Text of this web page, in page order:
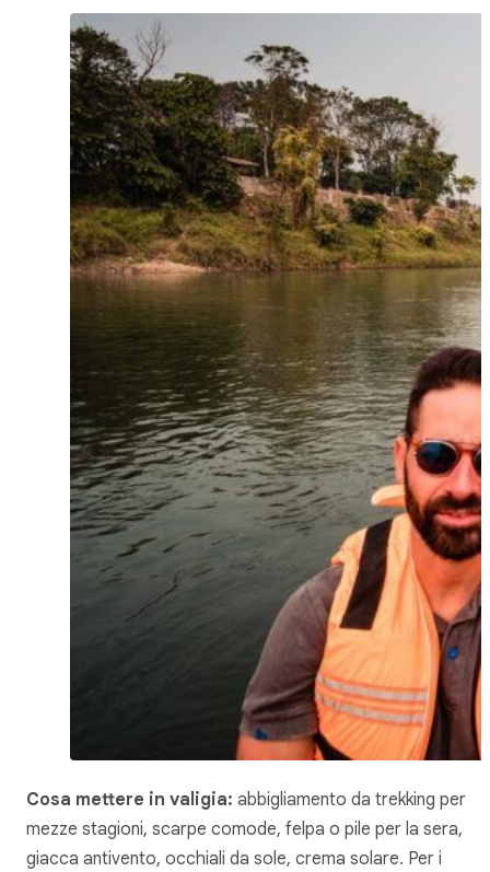
Cosa mettere in valigia: abbigliamento da trekking per
mezze stagioni, scarpe comode, felpa o pile per la sera,
giacca antivento, occhiali da sole, crema solare. Per i